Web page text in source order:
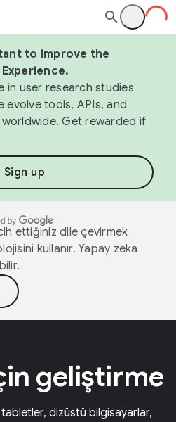
to improve the
in user research studies
evolve tools, APIs, and
Get rewarded if
Sign up
ettiğiniz dile çevirmek
kullanır. Yapay zeka
geliştirme
dizüstü bilgisayarlar,